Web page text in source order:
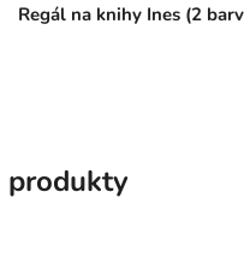
Regál na knihy Ines (2
produkty